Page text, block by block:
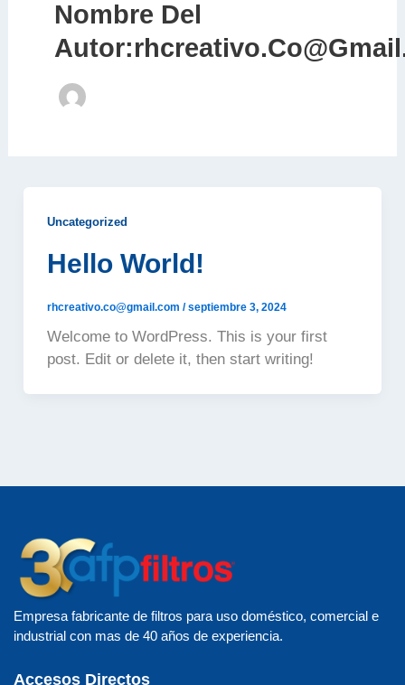
Nombre Del
Uncategorized
Hello World!
rhcreativo.co@gmail.com /septiembre 3, 2024
Welcome to WordPress. This is your first
post. Edit or delete it, then start writing!
Empresa fabricante de filtros para uso doméstico, comercial e
industrial con mas de 40 años de experiencia.
Accesos Directos